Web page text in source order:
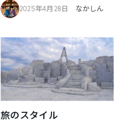
2025年4月28日 なかしん
旅のスタイル